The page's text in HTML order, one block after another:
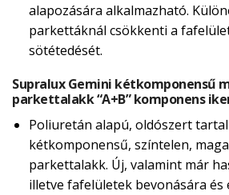
alapozására alkalmazható.
parkettáknál csökkenti a
sötétedését.
Supralux Gemini kétkomponensű
parkettalakk “A+B” komponens
Poliuretán alapú, oldószert
kétkomponensű, színtelen,
parkettalakk. Új, valamint már
illetve fafelületek bevonására és